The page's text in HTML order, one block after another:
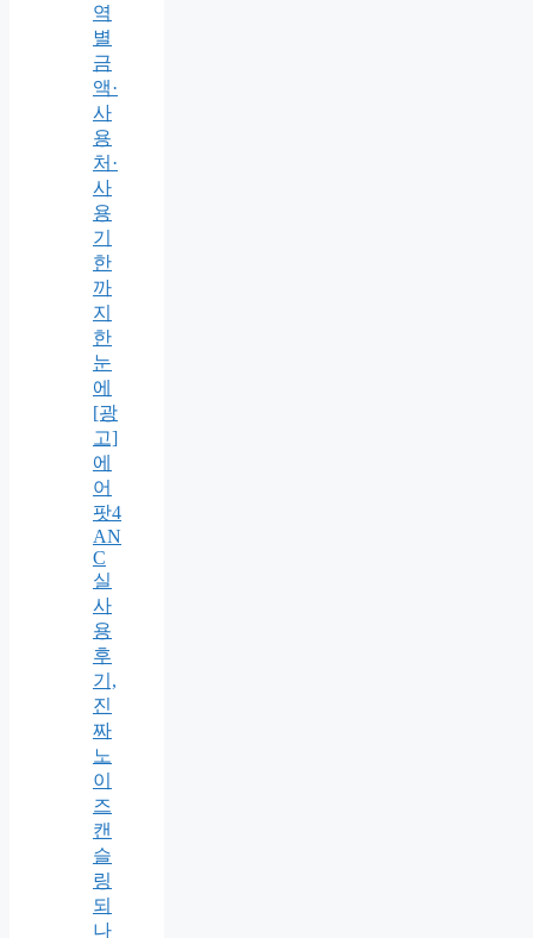
역
별
금
액·
사
용
처·
사
용
기
한
까
지
한
눈
에
[광
고]
에
어
팟4
AN
C
실
사
용
후
기,
진
짜
노
이
즈
캔
슬
링
되
나